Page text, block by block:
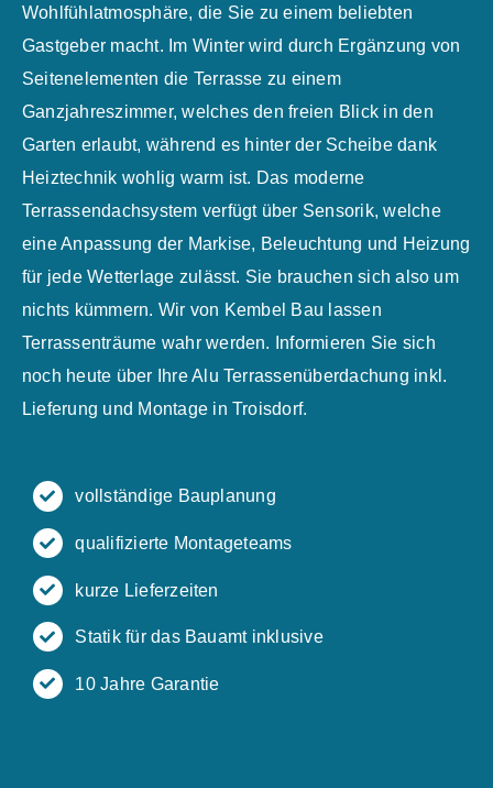
Wohlfühlatmosphäre, die Sie zu einem beliebten
Gastgeber macht. Im Winter wird durch Ergänzung von
Seitenelementen die Terrasse zu einem
Ganzjahreszimmer, welches den freien Blick in den
Garten erlaubt, während es hinter der Scheibe dank
Heiztechnik wohlig warm ist. Das moderne
Terrassendachsystem verfügt über Sensorik, welche
eine Anpassung der Markise, Beleuchtung und Heizung
für jede Wetterlage zulässt. Sie brauchen sich also um
nichts kümmern. Wir von Kembel Bau lassen
Terrassenträume wahr werden. Informieren Sie sich
noch heute über Ihre Alu Terrassenüberdachung inkl.
Lieferung und Montage in Troisdorf.
vollständige Bauplanung
qualifizierte Montageteams
kurze Lieferzeiten
Statik für das Bauamt inklusive
10 Jahre Garantie